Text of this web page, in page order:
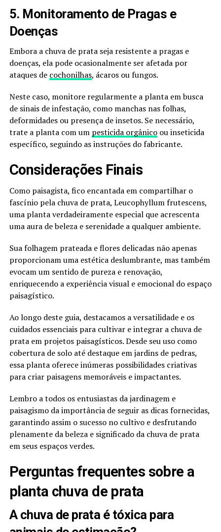
5. Monitoramento de Pragas e
Doenças
Embora a chuva de prata seja resistente a pragas e
doenças, ela pode ocasionalmente ser afetada por
ataques de cochonilhas, ácaros ou fungos.
Neste caso, monitore regularmente a planta em busca
de sinais de infestação, como manchas nas folhas,
deformidades ou presença de insetos. Se necessário,
trate a planta com um pesticida orgânicoou inseticida
específico, seguindo as instruções do fabricante.
Considerações Finais
Como paisagista, fico encantada em compartilhar o
fascínio pela chuva de prata, Leucophyllum frutescens,
uma planta verdadeiramente especial que acrescenta
uma aura de beleza e serenidade a qualquer ambiente.
Sua folhagem prateada e flores delicadas não apenas
proporcionam uma estética deslumbrante, mas também
evocam um sentido de pureza e renovação,
enriquecendo a experiência visual e emocional do espaço
paisagístico.
Ao longo deste guia, destacamos a versatilidade e os
cuidados essenciais para cultivar e integrar a chuva de
prata em projetos paisagísticos. Desde seu uso como
cobertura de solo até destaque em jardins de pedras,
essa planta oferece inúmeras possibilidades criativas
para criar paisagens memoráveis e impactantes.
Lembro a todos os entusiastas da jardinagem e
paisagismo da importância de seguir as dicas fornecidas,
garantindo assim o sucesso no cultivo e desfrutando
plenamente da beleza e significado da chuva de prata
em seus espaços verdes.
Perguntas frequentes sobre a
planta chuva de prata
A chuva de prata é tóxica para